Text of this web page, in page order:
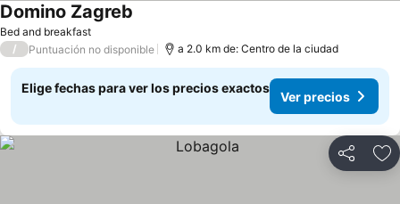
Bed and breakfast
Domino Zagreb
/ Puntuación no disponible a 2.0 km de: Centro de la ciudad
Elige fechas para ver los precios exactos
Ver precios
Compartir